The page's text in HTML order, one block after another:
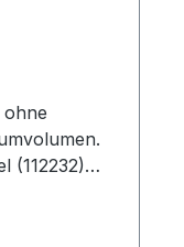
ohne
(112232)